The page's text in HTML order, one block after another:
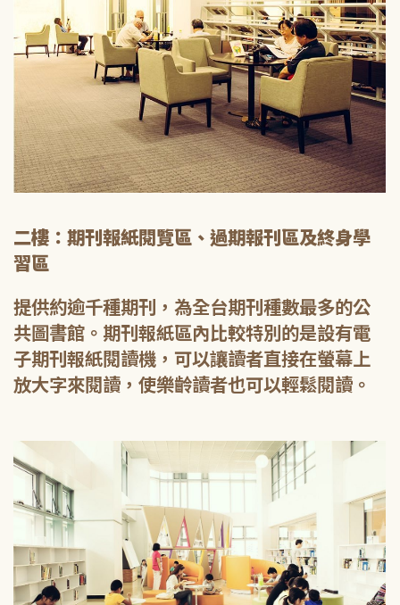
二樓：期刊報紙閱覽區、過期報刊區及終身學
習區
提供約逾千種期刊，為全台期刊種數最多的公
共圖書館。期刊報紙區內比較特別的是設有電
子期刊報紙閱讀機，可以讓讀者直接在螢幕上
放大字來閱讀，使樂齡讀者也可以輕鬆閱讀。